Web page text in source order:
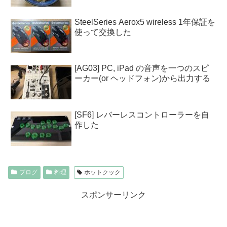
SteelSeries Aerox5 wireless 1年保証を
使って交換した
[AG03] PC, iPad の音声を一つのスピ
ーカー(or ヘッドフォン)から出力する
[SF6] レバーレスコントローラーを自
作した
ブログ 料理 ホットクック
スポンサーリンク